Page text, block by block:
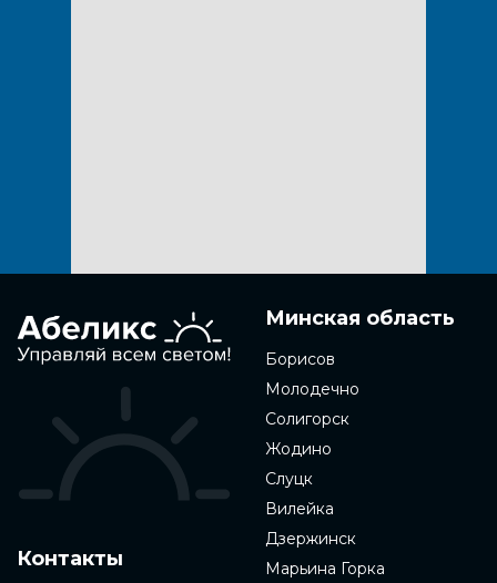
Контакты
Минская область
Борисов
Молодечно
Солигорск
Жодино
Слуцк
Вилейка
Дзержинск
Марьина Горка